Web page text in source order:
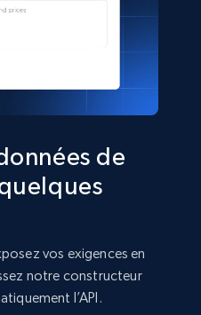
de
vos exigences en
notre constructeur
l’API.